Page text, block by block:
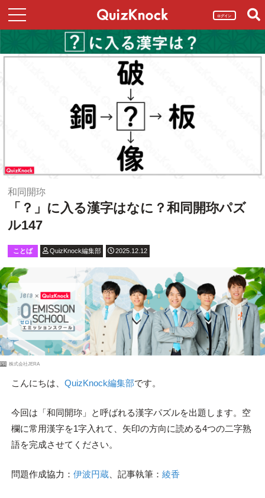
ログイン
和同開珎
「？」に入る漢字はなに？和同開珎パズ
ル147
ことば QuizKnock編集部 2025.12.12
PR 株式会社JERA
こんにちは、 QuizKnock編集部です。
今回は「和同開珎」と呼ばれる漢字パズルを出題します。空
欄に常用漢字を1字入れて、矢印の方向に読める4つの二字熟
語を完成させてください。
問題作成協力： 伊波円蔵、記事執筆： 綾香